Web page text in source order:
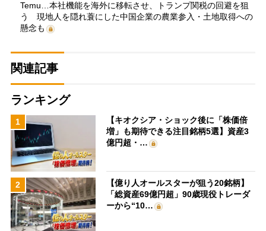
Temu…本社機能を海外に移転させ、トランプ関税の回避を狙
う 現地人を隠れ蓑にした中国企業の農業参入・土地取得への
懸念も
関連記事
ランキング
1
【キオクシア・ショック後に「株価倍
増」も期待できる注目銘柄5選】資産3
億円超・…
2
【億り人オールスターが狙う20銘柄】
「総資産69億円超」90歳現役トレーダ
ーから“10…